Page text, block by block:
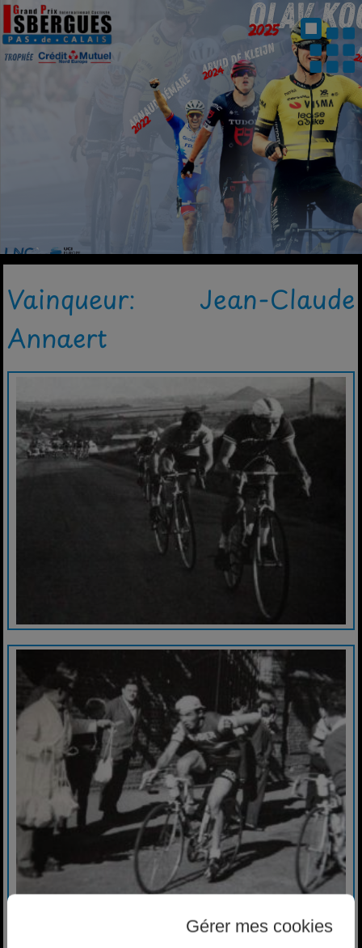
Vainqueur: Jean-Claude
Annaert
Gérer mes cookies